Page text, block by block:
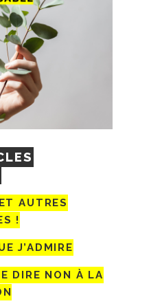
AUTRES
!
J’ADMIRE
DIRE NON À LA